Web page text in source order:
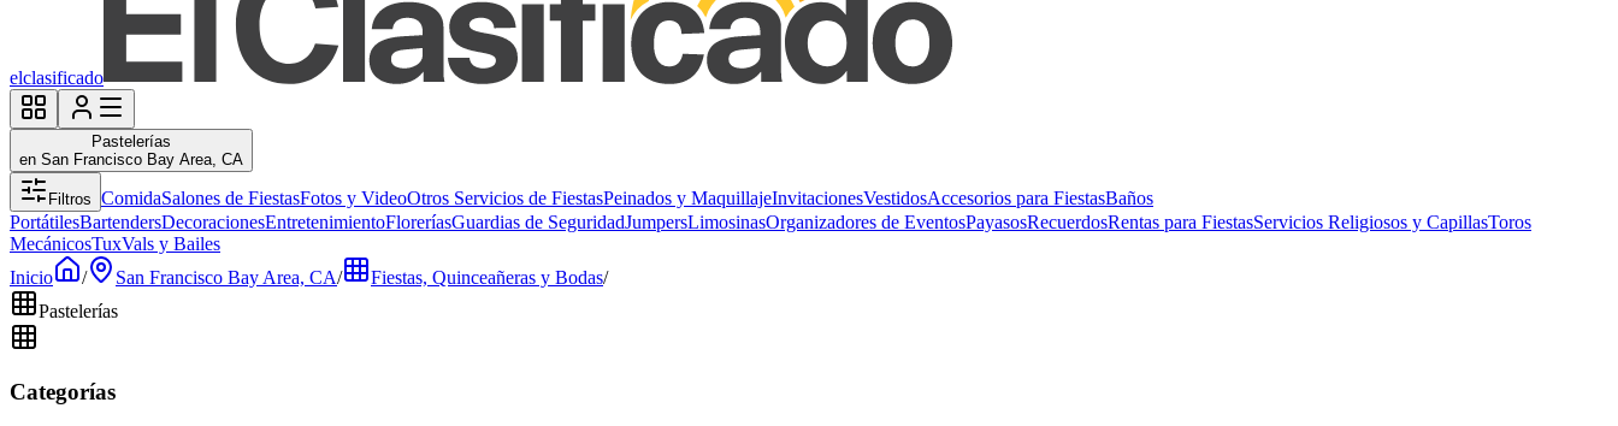
elclasificado
Pastelerías
en San Francisco Bay Area, CA
Filtros ComidaSalones de FiestasFotos y VideoOtros Servicios de FiestasPeinados y MaquillajeInvitacionesVestidosAccesorios para FiestasBaños
PortátilesBartendersDecoracionesEntretenimientoFloreríasGuardias de SeguridadJumpersLimosinasOrganizadores de EventosPayasosRecuerdosRentas para FiestasServicios Religiosos y CapillasToros
MecánicosTuxVals y Bailes
Inicio
/ San Francisco Bay Area, CA/ Fiestas, Quinceañeras y Bodas/
Pastelerías
Categorías